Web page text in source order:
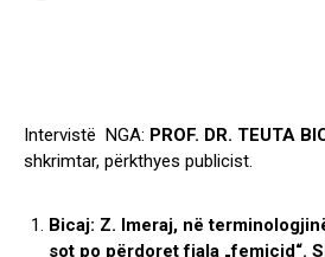
Intervistë NGA: PROF. DR. TEUTA
shkrimtar, përkthyes publicist.
Bicaj: Z. Imeraj, në
sot po përdoret fjala „femicid“.